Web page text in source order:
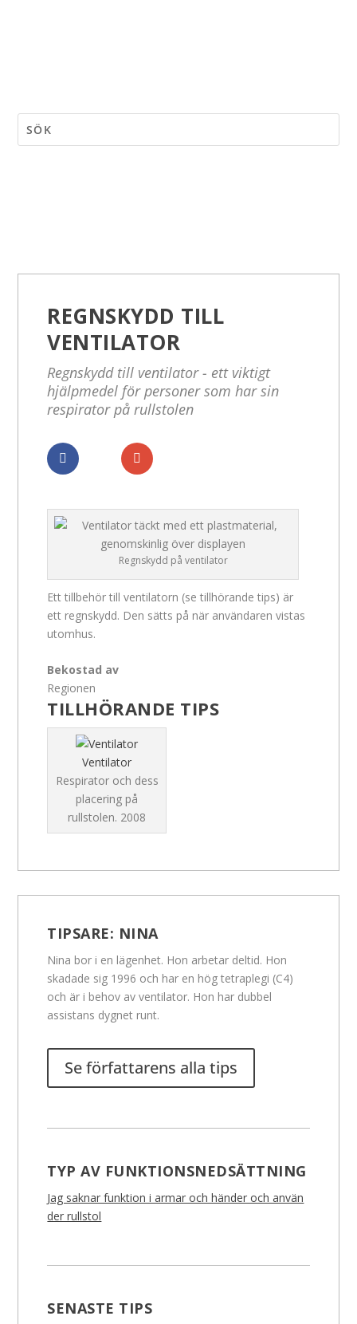
REGNSKYDD TILL
VENTILATOR
Regnskydd till ventilator - ett viktigt
hjälpmedel för personer som har sin
respirator på rullstolen
Regnskydd på ventilator
Ett tillbehör till ventilatorn (se tillhörande tips) är
ett regnskydd. Den sätts på när användaren vistas
utomhus.
Bekostad av
Regionen
TILLHÖRANDE TIPS
Ventilator
Respirator och dess
placering på
rullstolen. 2008
TIPSARE: NINA
Nina bor i en lägenhet. Hon arbetar deltid. Hon
skadade sig 1996 och har en hög tetraplegi (C4)
och är i behov av ventilator. Hon har dubbel
assistans dygnet runt.
Se författarens alla tips
TYP AV FUNKTIONSNEDSÄTTNING
Jag saknar funktion i armar och händer och använ
der rullstol
SENASTE TIPS